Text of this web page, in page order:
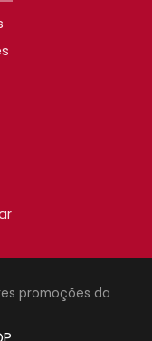
promoções da